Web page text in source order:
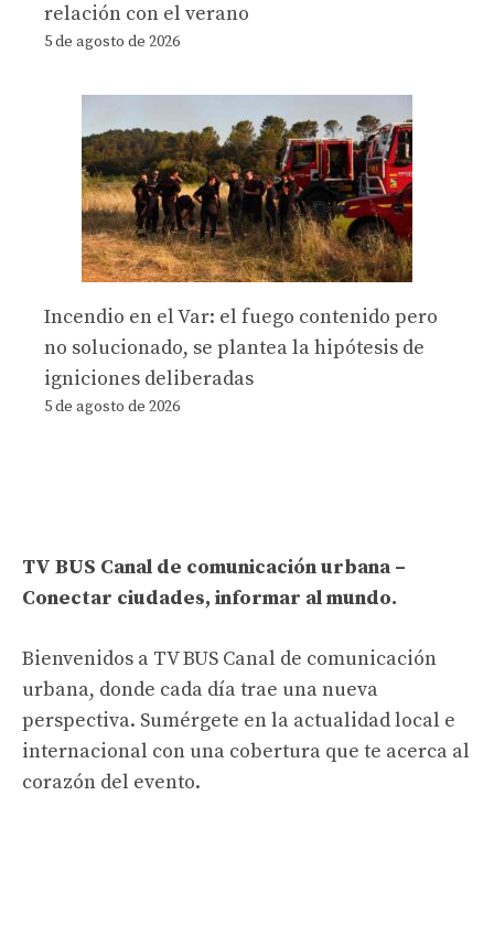
relación con el verano
5 de agosto de 2026
Incendio en el Var: el fuego contenido pero
no solucionado, se plantea la hipótesis de
igniciones deliberadas
5 de agosto de 2026
TV BUS Canal de comunicación urbana –
Conectar ciudades, informar al mundo.
Bienvenidos a TV BUS Canal de comunicación
urbana, donde cada día trae una nueva
perspectiva. Sumérgete en la actualidad local e
internacional con una cobertura que te acerca al
corazón del evento.